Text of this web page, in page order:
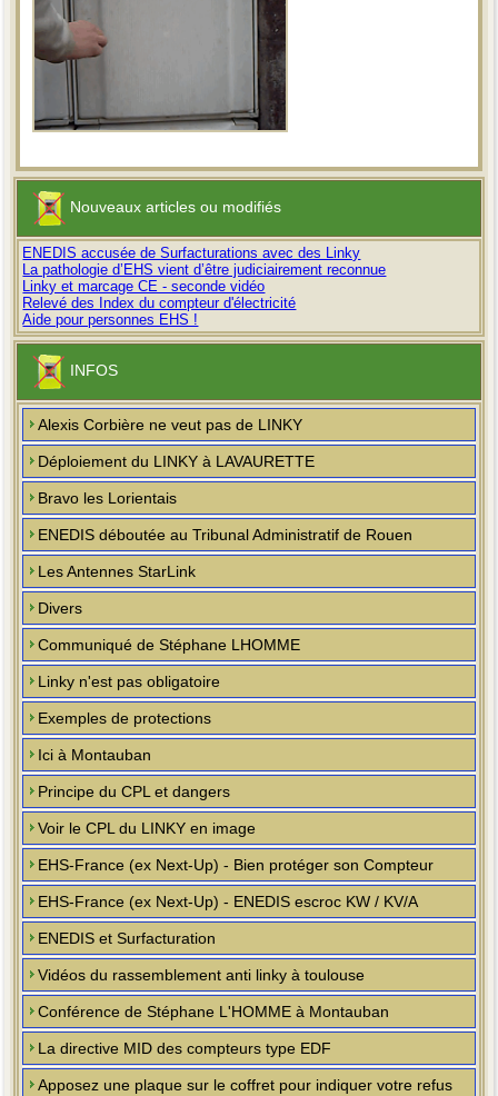
Nouveaux articles ou modifiés
ENEDIS accusée de Surfacturations avec des Linky
La pathologie d’EHS vient d’être judiciairement reconnue
Linky et marcage CE - seconde vidéo
Relevé des Index du compteur d'électricité
Aide pour personnes EHS !
INFOS
Alexis Corbière ne veut pas de LINKY
Déploiement du LINKY à LAVAURETTE
Bravo les Lorientais
ENEDIS déboutée au Tribunal Administratif de Rouen
Les Antennes StarLink
Divers
Communiqué de Stéphane LHOMME
Linky n'est pas obligatoire
Exemples de protections
Ici à Montauban
Principe du CPL et dangers
Voir le CPL du LINKY en image
EHS-France (ex Next-Up) - Bien protéger son Compteur
EHS-France (ex Next-Up) - ENEDIS escroc KW / KV/A
ENEDIS et Surfacturation
Vidéos du rassemblement anti linky à toulouse
Conférence de Stéphane L'HOMME à Montauban
La directive MID des compteurs type EDF
Apposez une plaque sur le coffret pour indiquer votre refus